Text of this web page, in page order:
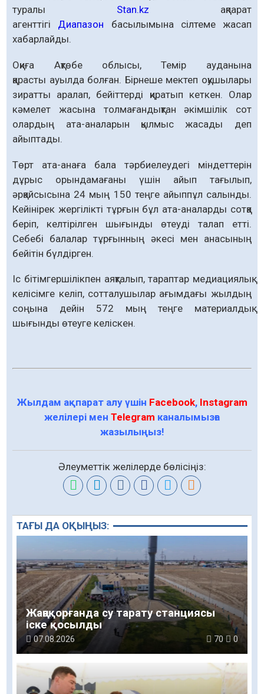
туралы Stan.kz ақпарат
агенттігі Диапазон басылымына сілтеме жасап
хабарлайды.
Оқиға Ақтөбе облысы, Темір ауданына
қарасты ауылда болған. Бірнеше мектеп оқушылары
зиратты аралап, бейіттерді қиратып кеткен. Олар
кәмелет жасына толмағандықтан әкімшілік сот
олардың ата-аналарын қылмыс жасады деп
айыптады.
Төрт ата-анаға бала тәрбиелеудегі міндеттерін
дұрыс орындамағаны үшін айып тағылып,
әрқайсысына 24 мың 150 теңге айыппұл салынды.
Кейінірек жергілікті тұрғын бұл ата-аналарды сотқа
беріп, келтірілген шығынды өтеуді талап етті.
Себебі балалар тұрғынның әкесі мен анасының
бейітін бүлдірген.
Іс бітімгершілікпен аяқталып, тараптар медиациялық
келісімге келіп, сотталушылар ағымдағы жылдың
соңына дейін 572 мың теңге материалдық
шығынды өтеуге келіскен.
Жылдам ақпарат алу үшін Facebook, Instagram
желілері мен Telegram каналымызға
жазылыңыз!
Әлеуметтік желілерде бөлісіңіз:
ТАҒЫ ДА ОҚЫҢЫЗ:
Жаңақорғанда су тарату станциясы
іске қосылды
07.08.2026 70 0